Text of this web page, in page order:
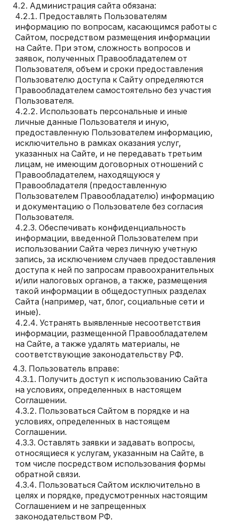
Администрация сайта обязана:
Предоставлять Пользователям
информацию по вопросам, касающимся работы с
Сайтом, посредством размещения информации
на Сайте. При этом, сложность вопросов и
заявок, полученных Правообладателем от
Пользователя, объем и сроки предоставления
Пользователю доступа к Сайту определяются
Правообладателем самостоятельно без участия
Пользователя.
Использовать персональные и иные
личные данные Пользователя и иную,
предоставленную Пользователем информацию,
исключительно в рамках оказания услуг,
указанных на Сайте, и не передавать третьим
лицам, не имеющим договорных отношений с
Правообладателем, находящуюся у
Правообладателя (предоставленную
Пользователем Правообладателю) информацию
и документацию о Пользователе без согласия
Пользователя.
Обеспечивать конфиденциальность
информации, введенной Пользователем при
использовании Сайта через личную учетную
запись, за исключением случаев предоставления
доступа к ней по запросам правоохранительных
и/или налоговых органов, а также, размещения
такой информации в общедоступных разделах
Сайта (например, чат, блог, социальные сети и
иные).
Устранять выявленные несоответствия
информации, размещенной Правообладателем
на Сайте, а также удалять материалы, не
соответствующие законодательству РФ.
Пользователь вправе:
Получить доступ к использованию Сайта
на условиях, определенных в настоящем
Соглашении.
Пользоваться Сайтом в порядке и на
условиях, определенных в настоящем
Соглашении.
Оставлять заявки и задавать вопросы,
относящиеся к услугам, указанным на Сайте, в
том числе посредством использования формы
обратной связи.
Пользоваться Сайтом исключительно в
целях и порядке, предусмотренных настоящим
Соглашением и не запрещенных
законодательством РФ.